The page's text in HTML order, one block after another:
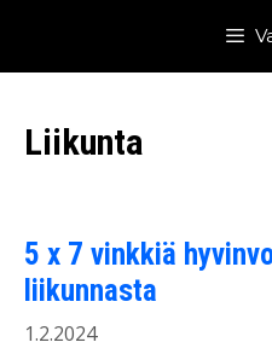
Liikunta
5 x 7 vinkkiä
liikunnasta
1.2.2024